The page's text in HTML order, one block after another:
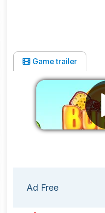
Game trailer
Ad Free